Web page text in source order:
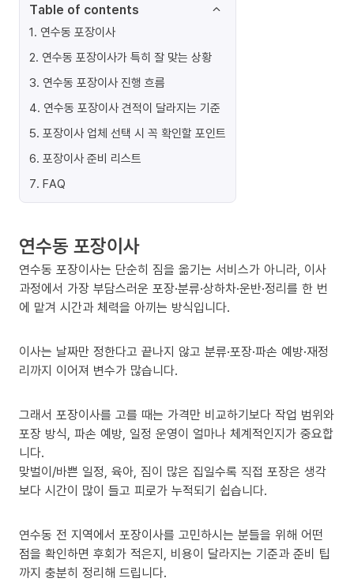
Table of contents
1. 연수동 포장이사
2. 연수동 포장이사가 특히 잘 맞는 상황
3. 연수동 포장이사 진행 흐름
4. 연수동 포장이사 견적이 달라지는 기준
5. 포장이사 업체 선택 시 꼭 확인할 포인트
6. 포장이사 준비 리스트
7. FAQ
연수동 포장이사
연수동 포장이사는 단순히 짐을 옮기는 서비스가 아니라, 이사
과정에서 가장 부담스러운 포장·분류·상하차·운반·정리를 한 번
에 맡겨 시간과 체력을 아끼는 방식입니다.
이사는 날짜만 정한다고 끝나지 않고 분류·포장·파손 예방·재정
리까지 이어져 변수가 많습니다.
그래서 포장이사를 고를 때는 가격만 비교하기보다 작업 범위와
포장 방식, 파손 예방, 일정 운영이 얼마나 체계적인지가 중요합
니다.
맞벌이/바쁜 일정, 육아, 짐이 많은 집일수록 직접 포장은 생각
보다 시간이 많이 들고 피로가 누적되기 쉽습니다.
연수동 전 지역에서 포장이사를 고민하시는 분들을 위해 어떤
점을 확인하면 후회가 적은지, 비용이 달라지는 기준과 준비 팁
까지 충분히 정리해 드립니다.